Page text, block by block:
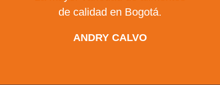
justos. Exelente.
NESTOR VELASCO